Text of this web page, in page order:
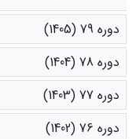
دوره 79 (1405)
دوره 78 (1404)
دوره 77 (1403)
دوره 76 (1402)